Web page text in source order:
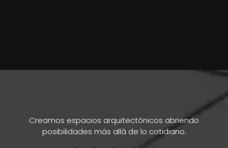
Creamos espacios arquitectónicos abriendo
posibilidades más allá de lo cotidiano.